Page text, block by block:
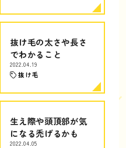
抜け毛の太さや長さ
でわかること
2022.04.19
抜け毛
生え際や頭頂部が気
になる禿げるかも
2022.04.05